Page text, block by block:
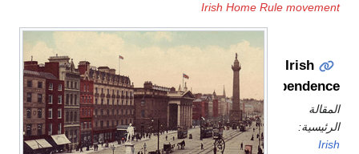
Irish Home Rule movement
Irish
independence
المقالة
الرئيسية:
Irish